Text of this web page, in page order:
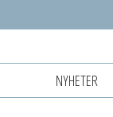
NYHETER